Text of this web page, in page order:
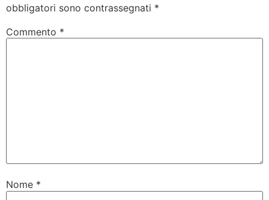
obbligatori sono contrassegnati *
Commento *
Nome *